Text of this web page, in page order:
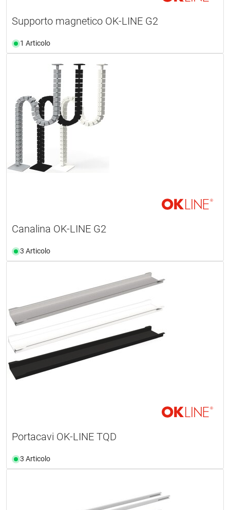
Supporto magnetico OK-LINE G2
1 Articolo
Canalina OK-LINE G2
3 Articolo
Portacavi OK-LINE TQD
3 Articolo